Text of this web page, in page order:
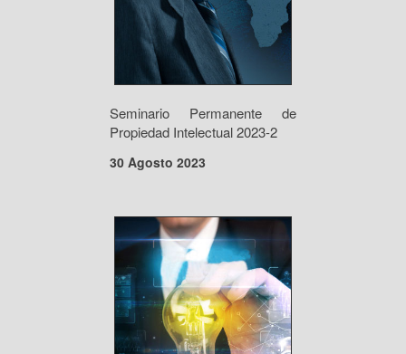
Seminario Permanente de
Propiedad Intelectual 2023-2
30 Agosto 2023